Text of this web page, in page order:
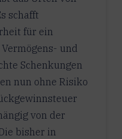
schafft
für ein
und
Schenkungen
nun ohne Risiko
von der
bisher in